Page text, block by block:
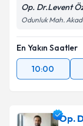
Op. Dr.Levent
Odunluk Mah.
En Yakın Saatler
10:00
Op.